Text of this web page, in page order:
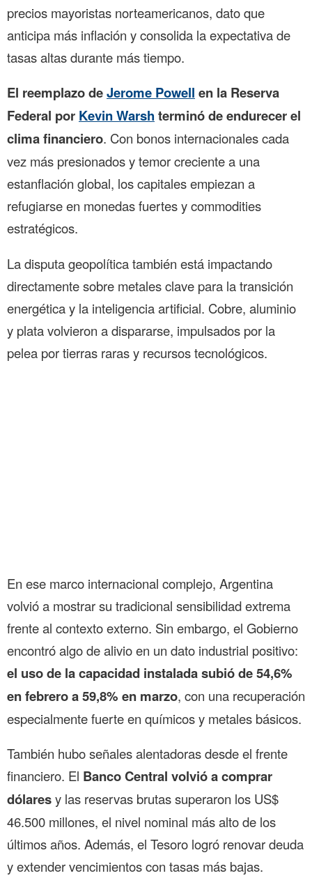
precios mayoristas norteamericanos, dato que
anticipa más inflación y consolida la expectativa de
tasas altas durante más tiempo.
El reemplazo deJerome Powell en la Reserva
Federal por Kevin Warsh terminó de endurecer el
clima financiero. Con bonos internacionales cada
vez más presionados y temor creciente a una
estanflación global, los capitales empiezan a
refugiarse en monedas fuertes y commodities
estratégicos.
La disputa geopolítica también está impactando
directamente sobre metales clave para la transición
energética y la inteligencia artificial. Cobre, aluminio
y plata volvieron a dispararse, impulsados por la
pelea por tierras raras y recursos tecnológicos.
En ese marco internacional complejo, Argentina
volvió a mostrar su tradicional sensibilidad extrema
frente al contexto externo. Sin embargo, el Gobierno
encontró algo de alivio en un dato industrial positivo:
el uso de la capacidad instalada subió de 54,6%
en febrero a 59,8% en marzo, con una recuperación
especialmente fuerte en químicos y metales básicos.
También hubo señales alentadoras desde el frente
financiero. El Banco Central volvió a comprar
dólaresy las reservas brutas superaron los US$
46.500 millones, el nivel nominal más alto de los
últimos años. Además, el Tesoro logró renovar deuda
y extender vencimientos con tasas más bajas.